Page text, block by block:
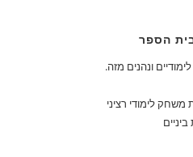
הספר
ונהנים מזה.